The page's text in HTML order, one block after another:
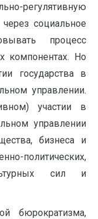
регулятивную
социальное
процесс
компонентах. Но
государства в
управлении.
участии в
управлении
бизнеса и
политических,
сил и
бюрократизма,